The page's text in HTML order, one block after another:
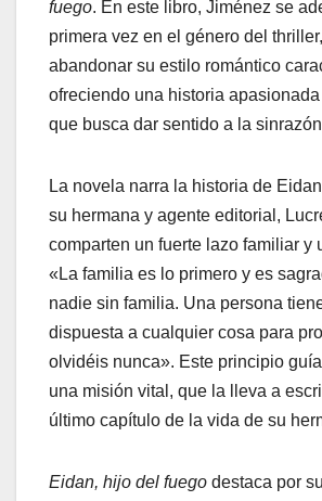
fuego. En este libro, Jiménez se
primera vez en el género del
abandonar su estilo romántico
ofreciendo una historia
que busca dar sentido a la
La novela narra la historia de
su hermana y agente editorial,
comparten un fuerte lazo familiar y
«La familia es lo primero y es
nadie sin familia. Una persona
dispuesta a cualquier cosa para
olvidéis nunca». Este principio
una misión vital, que la lleva a
último capítulo de la vida de su
Eidan, hijo del fuego destaca por